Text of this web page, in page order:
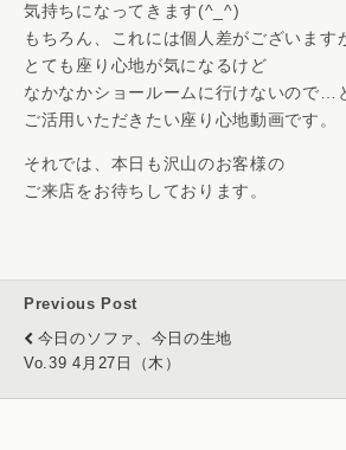
気持ちになってきます(^_^)
もちろん、これには個人差がございます
とても座り心地が気になるけど
なかなかショールームに行けないので…
ご活用いただきたい座り心地動画です。
それでは、本日も沢山のお客様の
ご来店をお待ちしております。
Previous Post
今日のソファ、今日の生地
Vo.39 4月27日（木）